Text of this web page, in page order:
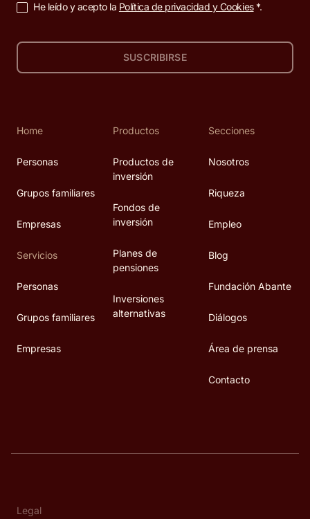
He leído y acepto la Política de privacidad y Cookies*.
SUSCRIBIRSE
Home
Personas
Grupos familiares
Empresas
Servicios
Personas
Grupos familiares
Empresas
Productos
Productos de
inversión
Fondos de
inversión
Planes de
pensiones
Inversiones
alternativas
Secciones
Nosotros
Riqueza
Empleo
Blog
Fundación Abante
Diálogos
Área de prensa
Contacto
Legal